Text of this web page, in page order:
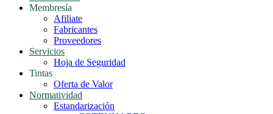
Membresía
Afiliate
Fabricantes
Proveedores
Servicios
Hoja de Seguridad
Tintas
Oferta de Valor
Normatividad
Estandarización